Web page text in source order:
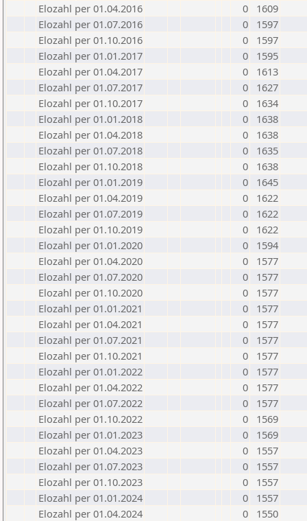
Elozahl per 01.04.2016
0
1609
Elozahl per 01.07.2016
0
1597
Elozahl per 01.10.2016
0
1597
Elozahl per 01.01.2017
0
1595
Elozahl per 01.04.2017
0
1613
Elozahl per 01.07.2017
0
1627
Elozahl per 01.10.2017
0
1634
Elozahl per 01.01.2018
0
1638
Elozahl per 01.04.2018
0
1638
Elozahl per 01.07.2018
0
1635
Elozahl per 01.10.2018
0
1638
Elozahl per 01.01.2019
0
1645
Elozahl per 01.04.2019
0
1622
Elozahl per 01.07.2019
0
1622
Elozahl per 01.10.2019
0
1622
Elozahl per 01.01.2020
0
1594
Elozahl per 01.04.2020
0
1577
Elozahl per 01.07.2020
0
1577
Elozahl per 01.10.2020
0
1577
Elozahl per 01.01.2021
0
1577
Elozahl per 01.04.2021
0
1577
Elozahl per 01.07.2021
0
1577
Elozahl per 01.10.2021
0
1577
Elozahl per 01.01.2022
0
1577
Elozahl per 01.04.2022
0
1577
Elozahl per 01.07.2022
0
1577
Elozahl per 01.10.2022
0
1569
Elozahl per 01.01.2023
0
1569
Elozahl per 01.04.2023
0
1557
Elozahl per 01.07.2023
0
1557
Elozahl per 01.10.2023
0
1557
Elozahl per 01.01.2024
0
1557
Elozahl per 01.04.2024
0
1550